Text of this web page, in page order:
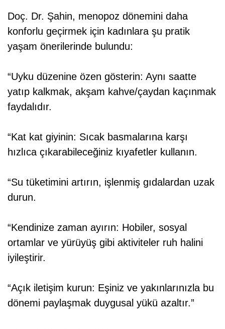
Doç. Dr. Şahin, menopoz dönemini daha
konforlu geçirmek için kadınlara şu pratik
yaşam önerilerinde bulundu:
“Uyku düzenine özen gösterin: Aynı saatte
yatıp kalkmak, akşam kahve/çaydan kaçınmak
faydalıdır.
“Kat kat giyinin: Sıcak basmalarına karşı
hızlıca çıkarabileceğiniz kıyafetler kullanın.
“Su tüketimini artırın, işlenmiş gıdalardan uzak
durun.
“Kendinize zaman ayırın: Hobiler, sosyal
ortamlar ve yürüyüş gibi aktiviteler ruh halini
iyileştirir.
“Açık iletişim kurun: Eşiniz ve yakınlarınızla bu
dönemi paylaşmak duygusal yükü azaltır.”